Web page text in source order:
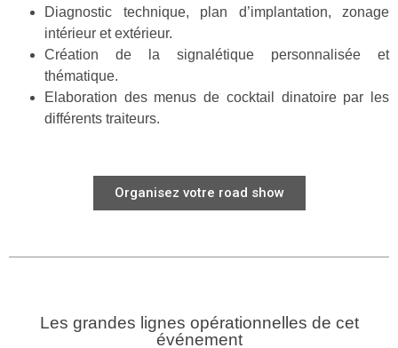
Diagnostic technique, plan d’implantation, zonage
intérieur et extérieur.
Création de la signalétique personnalisée et
thématique.
Elaboration des menus de cocktail dinatoire par les
différents traiteurs.
Organisez votre road show
Les grandes lignes opérationnelles de cet
événement